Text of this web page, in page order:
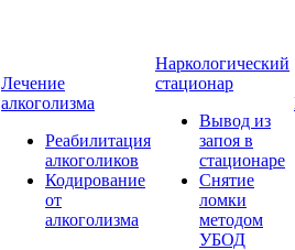
Лечение
алкоголизма
Реабилитация
алкоголиков
Кодирование
от
алкоголизма
Наркологический
стационар
Вывод из
запоя в
стационаре
Снятие
ломки
методом
УБОД